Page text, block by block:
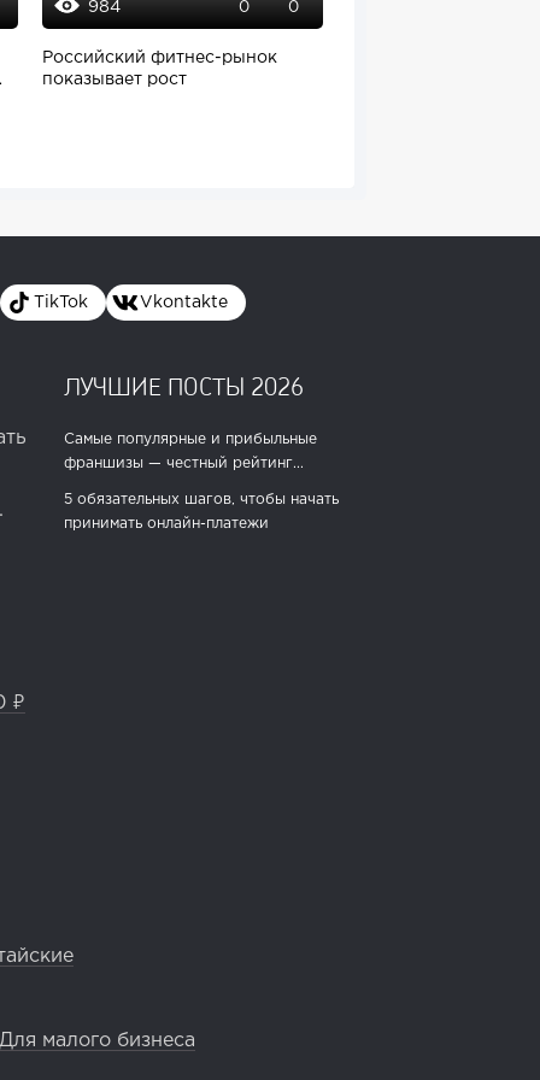
984 0 0
Российский фитнес-рынок
показывает рост
TikTok Vkontakte
.
ЛУЧШИЕ ПОСТЫ 2026
Самые популярные и прибыльные
франшизы — честный рейтинг...
5 обязательных шагов, чтобы начать
принимать онлайн-платежи
₽
Для малого бизнеса